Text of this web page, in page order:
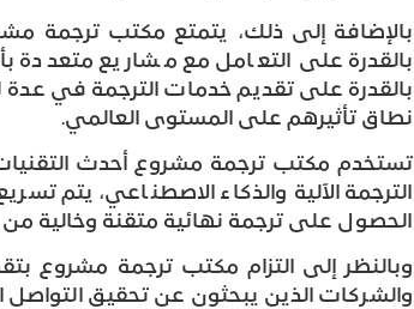
بالإضافة إلى ذلك، يتمتع مكتب ترجمة
بالقدرة على التعامل مع مشاريع
بالقدرة على تقديم خدمات الترجمة في
نطاق تأثيرهم على المستوى العالمي.
تستخدم مكتب ترجمة مشروع أحدث
الترجمة الآلية والذكاء الاصطناعي، يتم
الحصول على ترجمة نهائية متقنة وخالية من
وبالنظر إلى التزام مكتب ترجمة مشروع
والشركات الذين يبحثون عن تحقيق